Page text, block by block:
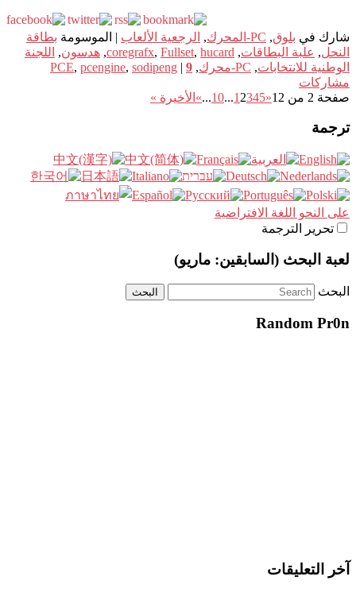
شارك في بلوق, PC-المحرك , الرجعية الألعاب | الموسومة بطاقة
النحل, علبة البطاقات,
coregrafx, Fullset, hucard
, هدسون, اللجنة
الوطنية للانتخابات, PC-محرك ,
PCE, pcengine, sodipeng | 9
مشاركات
صفحة 2 من 12
«
1 2345
...
10
...
» الأخيرة »
ترجمة
على النحو اللغة الافتراضية
تحرير الترجمة
لعبة البحث (السابقين: ماريو)
البحث
Random Pr0n
آخر التعليقات